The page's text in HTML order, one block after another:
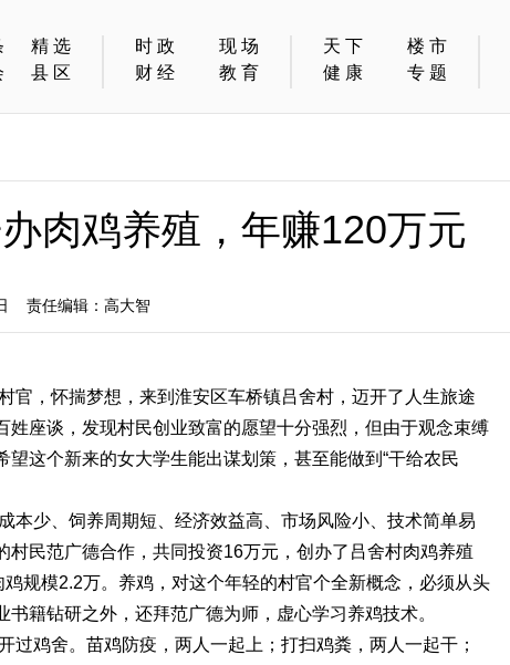
精选
县区
时政
现场
财经
教育
天下
楼市
健康
专题
肉鸡养殖，年赚120万元
责任编辑：高大智
官，怀揣梦想，来到淮安区车桥镇吕舍村，迈开了人生旅途
座谈，发现村民创业致富的愿望十分强烈，但由于观念束缚
这个新来的女大学生能出谋划策，甚至能做到“干给农民
本少、饲养周期短、经济效益高、市场风险小、技术简单易
民范广德合作，共同投资16万元，创办了吕舍村肉鸡养殖
规模2.2万。养鸡，对这个年轻的村官个全新概念，必须从头
籍钻研之外，还拜范广德为师，虚心学习养鸡技术。
过鸡舍。苗鸡防疫，两人一起上；打扫鸡粪，两人一起干；